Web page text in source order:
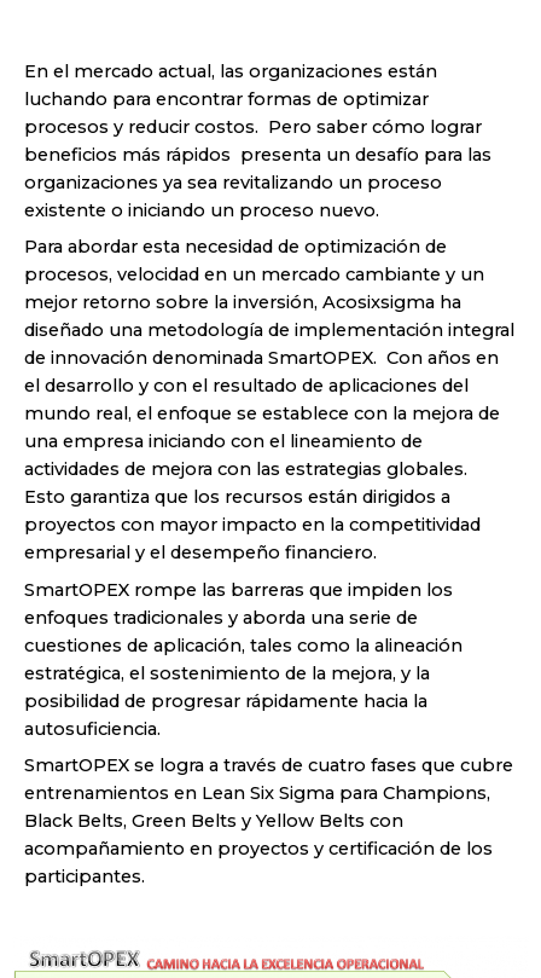
En el mercado actual, las organizaciones están
luchando para encontrar formas de optimizar
procesos y reducir costos. Pero saber cómo lograr
beneficios más rápidos presenta un desafío para las
organizaciones ya sea revitalizando un proceso
existente o iniciando un proceso nuevo.
Para abordar esta necesidad de optimización de
procesos, velocidad en un mercado cambiante y un
mejor retorno sobre la inversión, Acosixsigma ha
diseñado una metodología de implementación integral
de innovación denominada SmartOPEX. Con años en
el desarrollo y con el resultado de aplicaciones del
mundo real, el enfoque se establece con la mejora de
una empresa iniciando con el lineamiento de
actividades de mejora con las estrategias globales.
Esto garantiza que los recursos están dirigidos a
proyectos con mayor impacto en la competitividad
empresarial y el desempeño financiero.
SmartOPEX rompe las barreras que impiden los
enfoques tradicionales y aborda una serie de
cuestiones de aplicación, tales como la alineación
estratégica, el sostenimiento de la mejora, y la
posibilidad de progresar rápidamente hacia la
autosuficiencia.
SmartOPEX se logra a través de cuatro fases que cubre
entrenamientos en Lean Six Sigma para Champions,
Black Belts, Green Belts y Yellow Belts con
acompañamiento en proyectos y certificación de los
participantes.